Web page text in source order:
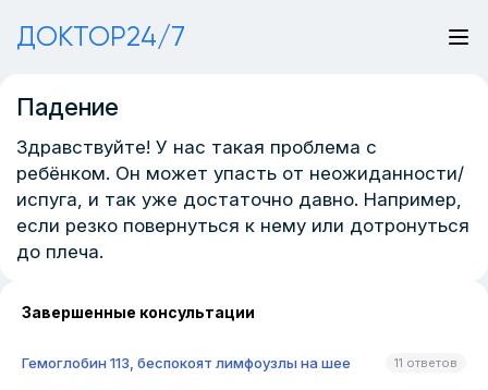
ДОКТОР24/7
Падение
Здравствуйте! У нас такая проблема с
ребёнком. Он может упасть от неожиданности/
испуга, и так уже достаточно давно. Например,
если резко повернуться к нему или дотронуться
до плеча.
Завершенные консультации
Гемоглобин 113, беспокоят лимфоузлы на шее 11 ответов